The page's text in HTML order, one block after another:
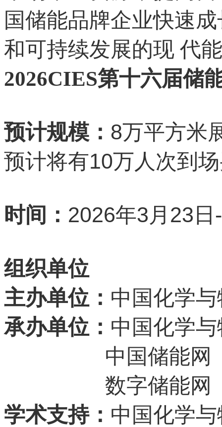
国储能品牌企业快速
和可持续发展的现 代
2026CIES第十六届储
预计规模： 8万平方米
预计将有10万人次到
时间： 2026年3 月 23 日
组织单位
主办单位： 中国化学
承办单位： 中国化学
中国储能网
数字储能网
学术支持： 中国化学